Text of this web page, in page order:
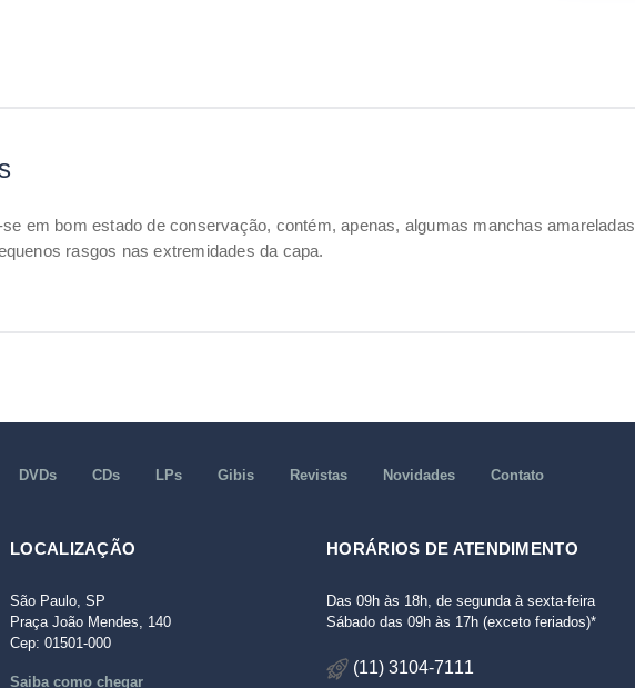
em bom estado de conservação, contém, apenas, algumas manchas amareladas
rasgos nas extremidades da capa.
DVDs CDs LPs Gibis Revistas Novidades Contato
LOCALIZAÇÃO
São Paulo, SP
Praça João Mendes, 140
Cep: 01501-000
Saiba como chegar
HORÁRIOS DE ATENDIMENTO
Das 09h às 18h, de segunda à sexta-feira
Sábado das 09h às 17h (exceto feriados)*
(11) 3104-7111